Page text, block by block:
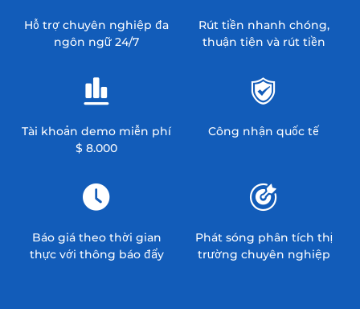
Hỗ trợ chuyên nghiệp đa
ngôn ngữ 24/7
Rút tiền nhanh chóng,
thuận tiện và rút tiền
Tài khoản demo miễn phí
$ 8.000
Công nhận quốc tế
Báo giá theo thời gian
thực với thông báo đẩy
Phát sóng phân tích thị
trường chuyên nghiệp